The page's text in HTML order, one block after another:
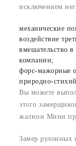
исключением
механические
воздействие
вмешательство
компании;
форс-мажорные
природно-
Вы можете
этого
жалюзи Мини
Замер рулонных